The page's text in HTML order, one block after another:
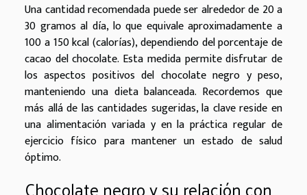
Una cantidad recomendada puede ser alrededor de 20 a
30 gramos al día, lo que equivale aproximadamente a
100 a 150 kcal (calorías), dependiendo del porcentaje de
cacao del chocolate. Esta medida permite disfrutar de
los aspectos positivos del chocolate negro y peso,
manteniendo una dieta balanceada. Recordemos que
más allá de las cantidades sugeridas, la clave reside en
una alimentación variada y en la práctica regular de
ejercicio físico para mantener un estado de salud
óptimo.